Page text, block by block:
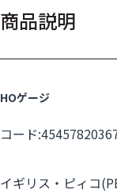
商品説明
HOゲージ
コード
イギリス・ピィコ